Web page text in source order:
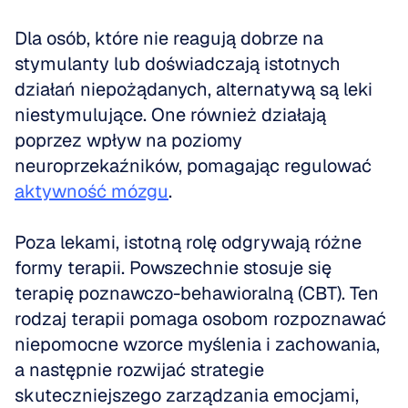
Dla osób, które nie reagują dobrze na
stymulanty lub doświadczają istotnych
działań niepożądanych, alternatywą są leki
niestymulujące. One również działają
poprzez wpływ na poziomy
aktywność mózgu.
Poza lekami, istotną rolę odgrywają różne
formy terapii. Powszechnie stosuje się
terapię poznawczo-behawioralną (CBT). Ten
rodzaj terapii pomaga osobom rozpoznawać
niepomocne wzorce myślenia i zachowania,
a następnie rozwijać strategie
skuteczniejszego zarządzania emocjami,